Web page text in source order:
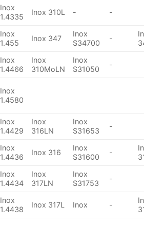
Inox
1.4335
Inox 310L - -
Inox
1.455
Inox 347
Inox
S34700
-
Inox
1.4466
Inox
310MoLN
Inox
S31050
-
Inox
1.4580
Inox
1.4429
Inox
316LN
Inox
S31653
-
Inox
1.4436
Inox 316
Inox
S31600
-
Inox
1.4434
Inox
317LN
Inox
S31753
-
Inox
1.4438
Inox 317L Inox -